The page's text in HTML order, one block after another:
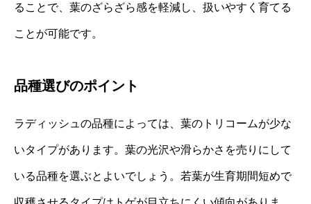
ることで、葉のざらざら感を軽減し、扱いやすく育てる
ことが可能です。
品種選びのポイント
ラディッシュの品種によっては、葉のトリコームが少な
いタイプがあります。葉の光沢や滑らかさを売りにして
いる品種を選ぶとよいでしょう。若葉が生育期間短めで